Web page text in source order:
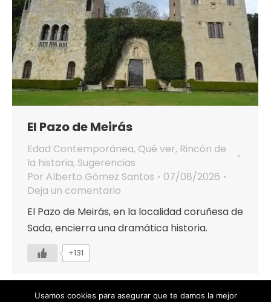
El Pazo de Meirás
Edad Contemporánea, Qué ver, Rincón de
la historia, Sugerencias
Por Alberto Gómez Santos
07/08/2026
Deja un comentario
El Pazo de Meirás, en la localidad coruñesa de
Sada, encierra una dramática historia.
+131
Usamos cookies para asegurar que te damos la mejor